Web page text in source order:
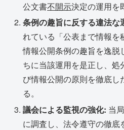
公文書不開示決定の運用を
条例の趣旨に反する違法な
れている「公表まで情報を
情報公開条例の趣旨を逸脱
ちに当該運用を是正し、処
び情報公開の原則を徹底し
る。
議会による監視の強化: 当
に調査し、法令遵守の徹底